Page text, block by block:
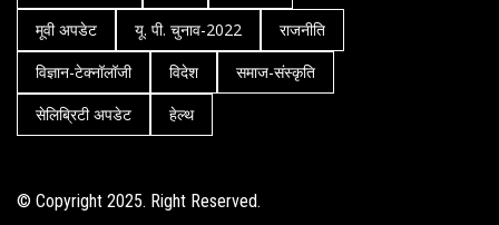
मूवी अपडेट
यू. पी. चुनाव-2022
राजनीति
विज्ञान-टेक्नॉलॉजी
विदेश
समाज-संस्कृति
सेलिब्रिटी अपडेट
हेल्थ
© Copyright 2025. Right Reserved.